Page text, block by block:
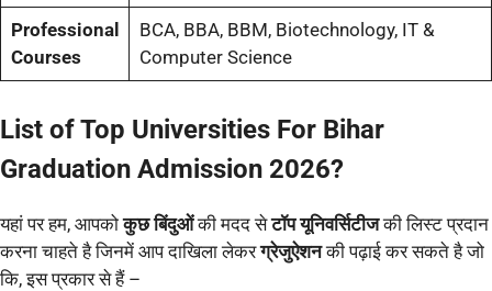
Professional
Courses
BCA, BBA, BBM, Biotechnology, IT &
Computer Science
List of Top Universities For Bihar
Graduation Admission 2026?
यहां पर हम, आपकोकुछ बिंदुओंकी मदद सेटॉप यूनिवर्सिटीजकी लिस्ट प्रदान
करना चाहते है जिनमें आप दाखिला लेकरग्रेजुऐशनकी पढ़ाई कर सकते है जो
कि, इस प्रकार से हैं –